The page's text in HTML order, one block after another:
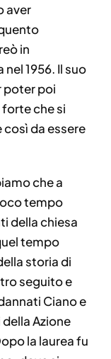
aver
in
1956. Il suo
poter poi
che si
da essere
che a
tempo
della chiesa
tempo
storia di
seguito e
Ciano e
Azione
la laurea fu